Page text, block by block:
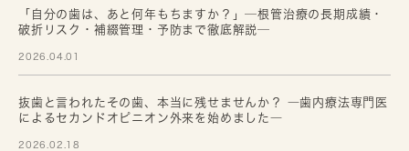
「自分の歯は、あと何年もちますか？」─根管治療の長期成績・
破折リスク・補綴管理・予防まで徹底解説─
2026.04.01
抜歯と言われたその歯、本当に残せませんか？ ―歯内療法専門医
によるセカンドオピニオン外来を始めました―
2026.02.18